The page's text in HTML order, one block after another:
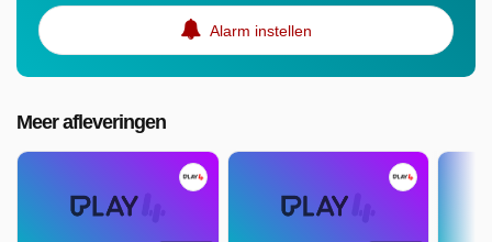
Alarm instellen
Meer afleveringen